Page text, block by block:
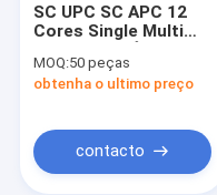
SC UPC SC APC 12
Cores Single Multi
Pigtail FTTH Preço
de fábrica
MOQ:50 peças
obtenha o ultimo preço
contacto